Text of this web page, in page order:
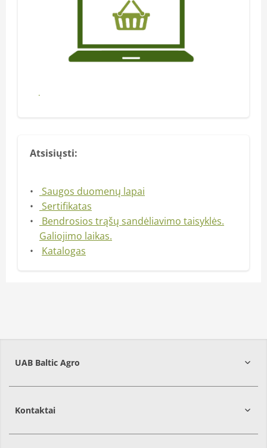
Pirkti
Atsisiųsti:
Saugos duomenų lapai
Sertifikatas
Bendrosios trąšų sandėliavimo taisyklės.
Galiojimo laikas.
Katalogas
UAB Baltic Agro
Kontaktai